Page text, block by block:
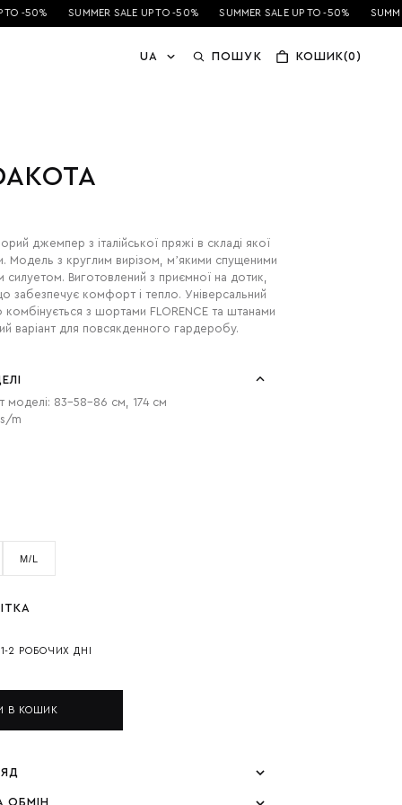
TO -50% SUMMER SALE UP TO -50% SUMMER SALE UP TO -50%
UA ПОШУК КОШИК(0)
джемпер з італійської пряжі в складі якої
Модель з круглим вирізом, мʼякими спущеними
силуетом. Виготовлений з приємної на дотик,
забезпечує комфорт і тепло. Універсальний
з шортами FLORENCE та штанами
варіант для повсякденного гардеробу.
моделі: 83-58-86 см, 174 см
m
M/L
1-2 РОБОЧИХ ДНІ
В КОШИК
ОБМІН